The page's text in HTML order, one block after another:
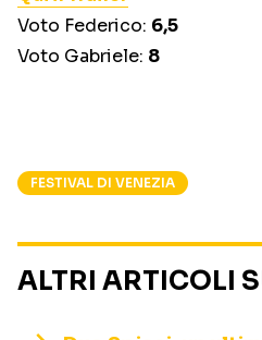
Voto Federico: 6,5
Voto Gabriele: 8
FESTIVAL DI VENEZIA
ALTRI ARTICOLI